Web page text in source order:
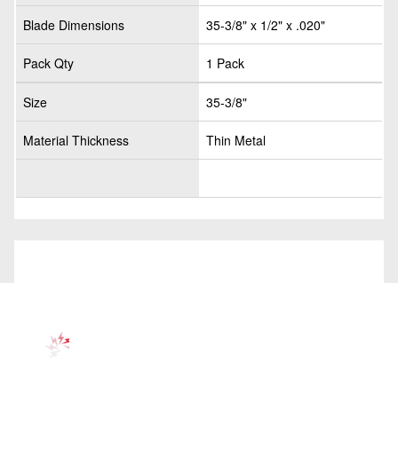
Blade Dimensions 35-3/8" x 1/2" x .020"
Pack Qty 1 Pack
Size 35-3/8"
Material Thickness Thin Metal